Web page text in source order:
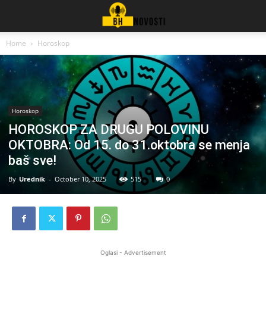
Home Horoskop
Horoskop
HOROSKOP ZA DRUGU POLOVINU
OKTOBRA: Od 15. do 31.oktobra se menja
baš sve!
By Urednik - October 10, 2025 515 0
Oglasi - Advertisement